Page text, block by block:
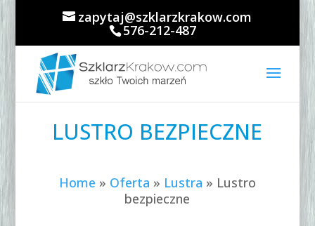
zapytaj@szklarzkrakow.com
576-212-487
LUSTRO BEZPIECZNE
Home » Oferta » Lustra » Lustro
bezpieczne